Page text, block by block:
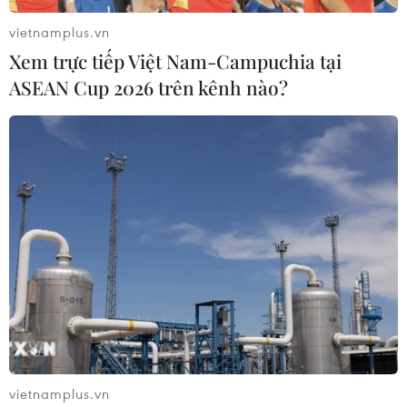
Diễn biến cụ thể thời tiết dịp thi tốt
nghiệp trung học phổ thông năm 2026
08/06/2026 09:26
Từ ngày 10-12/6, sỹ tử trên cả nước sẽ bước vào Kỳ thi
tốt nghiệp Trung học Phổ thông năm 2026 (ngày thi
chính thức từ 11-12/6). Dự báo nhiều khu vực phổ biến
ngày nắng, chiều tối và đêm mưa dông.
vietnamplus.vn
Xem trực tiếp Việt Nam-Campuchia tại
ASEAN Cup 2026 trên kênh nào?
vietnamplus.vn